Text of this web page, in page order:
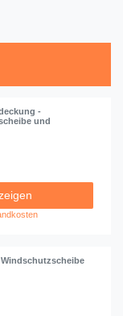
-
und